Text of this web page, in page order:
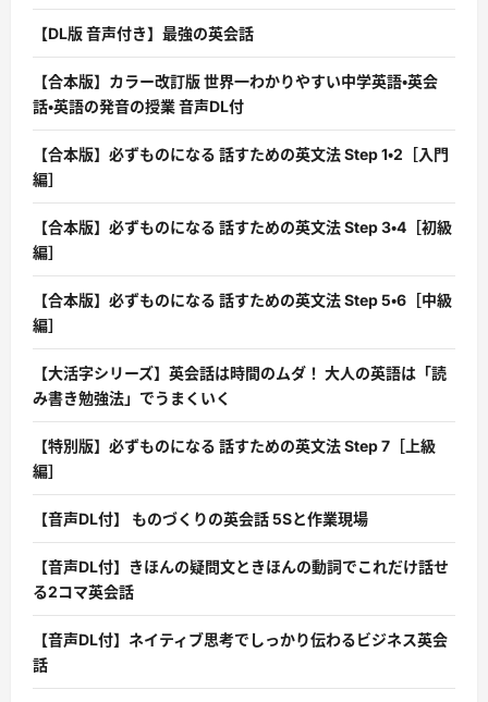
【DL版 音声付き】最強の英会話
【合本版】カラー改訂版 世界一わかりやすい中学英語・英会
話・英語の発音の授業 音声DL付
【合本版】必ずものになる 話すための英文法 Step 1・2［入門
編］
【合本版】必ずものになる 話すための英文法 Step 3・4［初級
編］
【合本版】必ずものになる 話すための英文法 Step 5・6［中級
編］
【大活字シリーズ】英会話は時間のムダ！ 大人の英語は「読
み書き勉強法」でうまくいく
【特別版】必ずものになる 話すための英文法 Step 7［上級
編］
【音声DL付】 ものづくりの英会話 5Sと作業現場
【音声DL付】きほんの疑問文ときほんの動詞でこれだけ話せ
る2コマ英会話
【音声DL付】ネイティブ思考でしっかり伝わるビジネス英会
話